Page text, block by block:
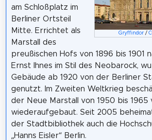
Gryffindor/
am Schloßplatz im
Berliner Ortsteil
Mitte. Errichtet als
Marstall des
preußischen Hofs von 1896 bis 1901
Ernst Ihnes im Stil des Neobarock,
Gebäude ab 1920 von der Berliner
genutzt. Im Zweiten Weltkrieg
der Neue Marstall von 1950 bis 1965
wiederaufgebaut. Seit 2005
der Stadtbibliothek auch die
„Hanns Eisler“ Berlin.